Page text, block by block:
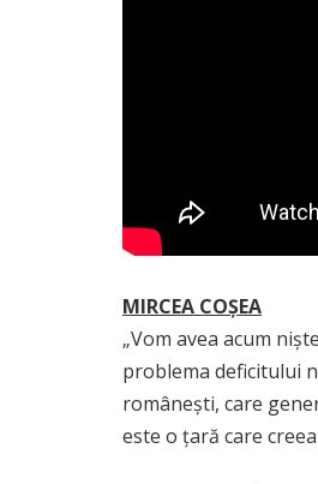
MIRCEA COȘEA
„Vom avea acum
problema deficitului
românești, care
este o țară care